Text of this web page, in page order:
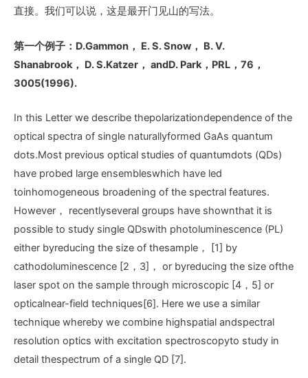
直接。我们可以说，这是最开门见山的写法。
第一个例子：D.Gammon ， E. S. Snow ， B. V.
Shanabrook， D. S.Katzer ， andD. Park，PRL ，76 ，
3005(1996).
In this Letter we describe thepolarizationdependence of the
optical spectra of single naturallyformed GaAs quantum
dots.Most previous optical studies of quantumdots (QDs)
have probed large ensembleswhich have led
toinhomogeneous broadening of the spectral features.
However， recentlyseveral groups have shownthat it is
possible to study single QDswith photoluminescence (PL)
either byreducing the size of thesample， [1] by
cathodoluminescence [2，3]， or byreducing the size ofthe
laser spot on the sample through microscopic [4，5] or
opticalnear-field techniques[6]. Here we use a similar
technique whereby we combine highspatial andspectral
resolution optics with excitation spectroscopyto study in
detail thespectrum of a single QD [7].